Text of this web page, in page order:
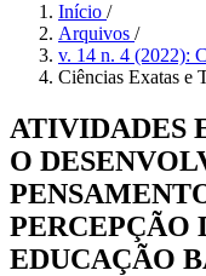
Início /
Arquivos /
v. 14 n. 4 (2022):
Ciências Exatas e
ATIVIDADES
O
PERCEPÇÃO
EDUCAÇÃO